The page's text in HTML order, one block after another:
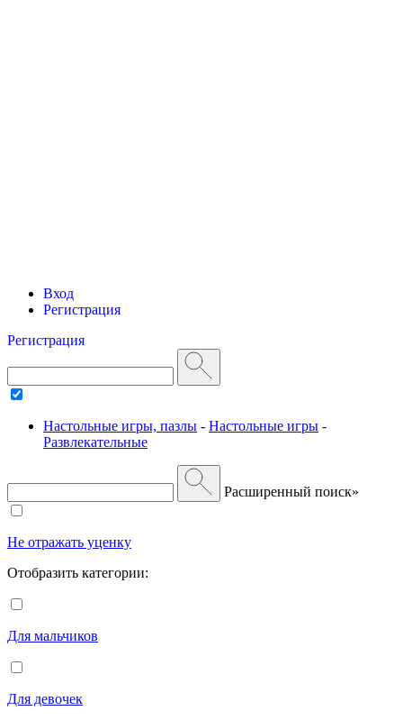
Вход
Регистрация
Регистрация
Настольные игры, пазлы - Настольные игры -
Развлекательные
Расширенный поиск»
Не отражать уценку
Отобразить категории:
Для мальчиков
Для девочек